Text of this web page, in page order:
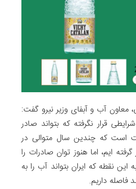
معاون آب و آبفای وزیر نیرو گفت:
قرار نگرفته که بتواند صادر
است که چندین سال متوالی در
ایم، اما هنوز توان صادرات را
این نقطه که ایران بتواند آب را به
فاصله داریم.